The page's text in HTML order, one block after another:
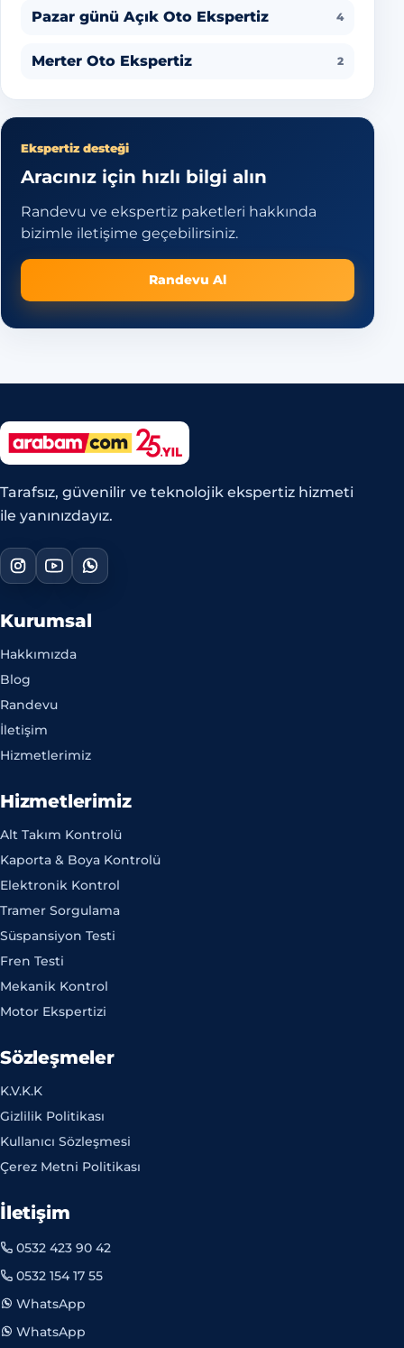
Pazar günü Açık Oto Ekspertiz 4
Merter Oto Ekspertiz 2
Ekspertiz desteği
Aracınız için hızlı bilgi alın
Randevu ve ekspertiz paketleri hakkında
bizimle iletişime geçebilirsiniz.
Randevu Al
Tarafsız, güvenilir ve teknolojik ekspertiz hizmeti
ile yanınızdayız.
Kurumsal
Hakkımızda
Blog
Randevu
İletişim
Hizmetlerimiz
Hizmetlerimiz
Alt Takım Kontrolü
Kaporta & Boya Kontrolü
Elektronik Kontrol
Tramer Sorgulama
Süspansiyon Testi
Fren Testi
Mekanik Kontrol
Motor Ekspertizi
Sözleşmeler
K.V.K.K
Gizlilik Politikası
Kullanıcı Sözleşmesi
Çerez Metni Politikası
İletişim
0532 423 90 42
0532 154 17 55
WhatsApp
WhatsApp